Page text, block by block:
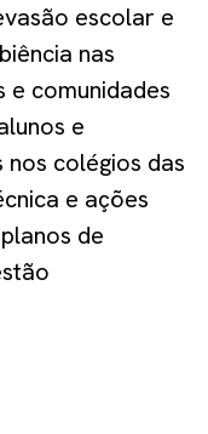
escolar e
nas
e comunidades
e
colégios das
e ações
de